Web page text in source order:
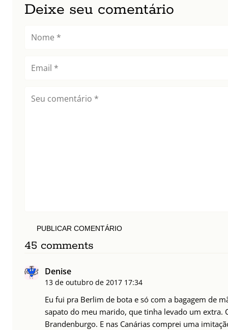
Deixe seu comentário
PUBLICAR COMENTÁRIO
45 comments
Denise
13 de outubro de 2017 17:34
Eu fui pra Berlim de bota e só com a bagagem de
sapato do meu marido, que tinha levado um extra.
Brandenburgo. E nas Canárias comprei uma